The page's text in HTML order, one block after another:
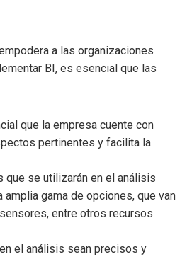
a las organizaciones
BI, es esencial que las
que la empresa cuente con
pertinentes y facilita la
se utilizarán en el análisis
gama de opciones, que van
entre otros recursos
el análisis sean precisos y